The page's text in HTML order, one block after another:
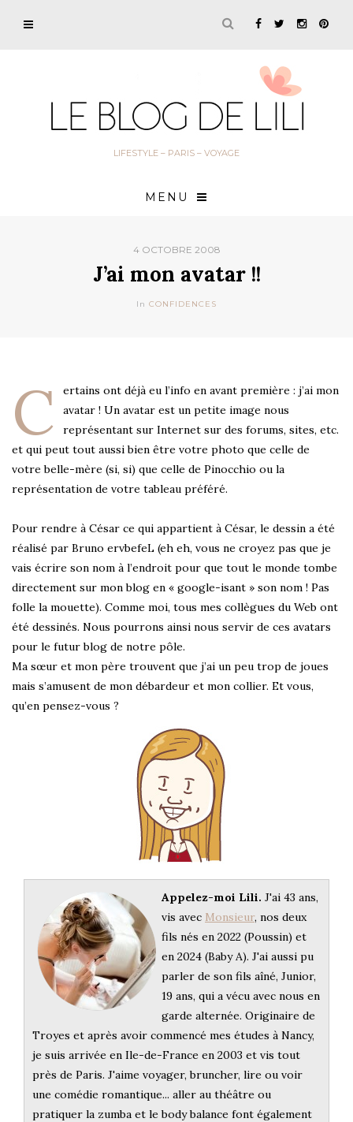
LIFESTYLE – PARIS – VOYAGE
MENU
4 OCTOBRE 2008
J’ai mon avatar !!
In CONFIDENCES
C
ertains ont déjà eu l’info en avant première : j’ai mon
avatar ! Un avatar est un petite image nous
représentant sur Internet sur des forums, sites, etc.
et qui peut tout aussi bien être votre photo que celle de
votre belle-mère (si, si) que celle de Pinocchio ou la
représentation de votre tableau préféré.
Pour rendre à César ce qui appartient à César, le dessin a été
réalisé par Bruno ervbefeL (eh eh, vous ne croyez pas que je
vais écrire son nom à l’endroit pour que tout le monde tombe
directement sur mon blog en « google-isant » son nom ! Pas
folle la mouette). Comme moi, tous mes collègues du Web ont
été dessinés. Nous pourrons ainsi nous servir de ces avatars
pour le futur blog de notre pôle.
Ma sœur et mon père trouvent que j’ai un peu trop de joues
mais s’amusent de mon débardeur et mon collier. Et vous,
qu’en pensez-vous ?
Appelez-moi Lili. J'ai 43 ans,
vis avec Monsieur, nos deux
fils nés en 2022 (Poussin) et
en 2024 (Baby A). J'ai aussi pu
parler de son fils aîné, Junior,
19 ans, qui a vécu avec nous en
garde alternée. Originaire de
Troyes et après avoir commencé mes études à Nancy,
je suis arrivée en Ile-de-France en 2003 et vis tout
près de Paris. J'aime voyager, bruncher, lire ou voir
une comédie romantique... aller au théâtre ou
pratiquer la zumba et le body balance font également